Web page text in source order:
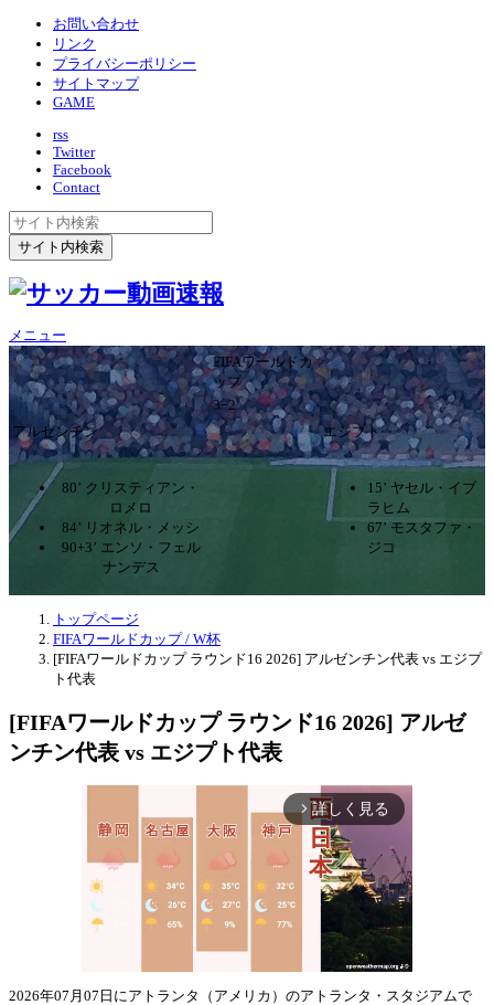
お問い合わせ
リンク
プライバシーポリシー
サイトマップ
GAME
rss
Twitter
Facebook
Contact
メニュー
FIFAワールドカ
ップ
3ｰ2
アルゼンチン
エジプト
80’ クリスティアン・
ロメロ
84’ リオネル・メッシ
90+3’ エンソ・フェル
ナンデス
15’ ヤセル・イブ
ラヒム
67’ モスタファ・
ジコ
トップページ
FIFAワールドカップ / W杯
[FIFAワールドカップ ラウンド16 2026] アルゼンチン代表 vs エジプ
ト代表
[FIFAワールドカップ ラウンド16 2026] アルゼ
ンチン代表 vs エジプト代表
arrow_forward_ios 詳しく見る
2026年07月07日にアトランタ（アメリカ）のアトランタ・スタジアムで